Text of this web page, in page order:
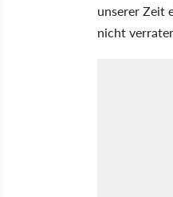
unserer Zeit
nicht